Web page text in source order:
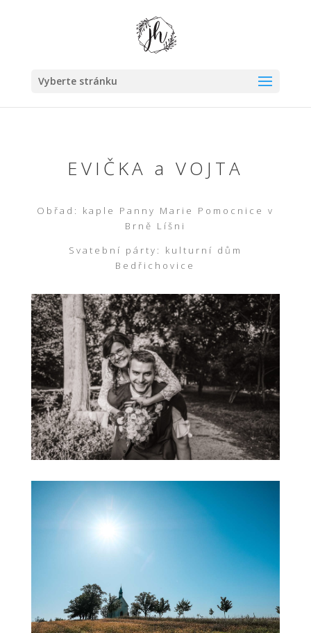
Vyberte stránku
EVIČKA a VOJTA
Obřad: kaple Panny Marie Pomocnice v
Brně Líšni
Svatební párty: kulturní dům
Bedřichovice